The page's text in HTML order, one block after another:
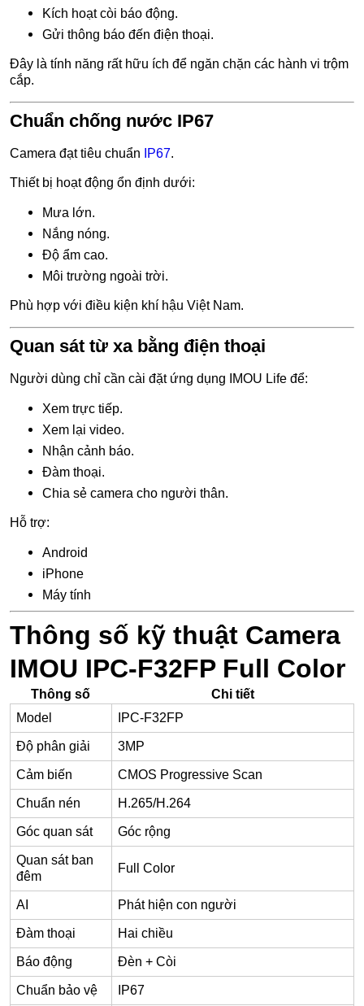
Kích hoạt còi báo động.
Gửi thông báo đến điện thoại.
Đây là tính năng rất hữu ích để ngăn chặn các hành vi trộm
cắp.
Chuẩn chống nước IP67
Camera đạt tiêu chuẩn IP67.
Thiết bị hoạt động ổn định dưới:
Mưa lớn.
Nắng nóng.
Độ ẩm cao.
Môi trường ngoài trời.
Phù hợp với điều kiện khí hậu Việt Nam.
Quan sát từ xa bằng điện thoại
Người dùng chỉ cần cài đặt ứng dụng IMOU Life để:
Xem trực tiếp.
Xem lại video.
Nhận cảnh báo.
Đàm thoại.
Chia sẻ camera cho người thân.
Hỗ trợ:
Android
iPhone
Máy tính
Thông số kỹ thuật Camera
IMOU IPC-F32FP Full Color
Thông số
Chi tiết
Model
IPC-F32FP
Độ phân giải 3MP
Cảm biến CMOS Progressive Scan
Chuẩn nén H.265/H.264
Góc quan sát Góc rộng
Quan sát ban
đêm
Full Color
AI Phát hiện con người
Đàm thoại Hai chiều
Báo động Đèn + Còi
Chuẩn bảo vệ IP67